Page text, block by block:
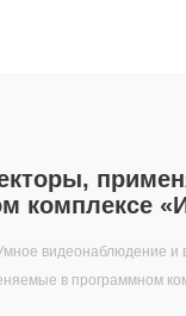
комплексе
видеонаблюдение и
в программном